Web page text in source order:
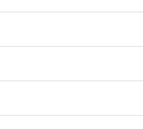
を使い、こまめに除菌しましょ